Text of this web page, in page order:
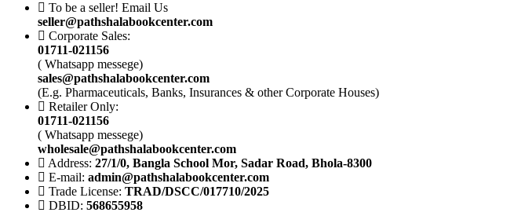
To be a seller! Email Us
seller@pathshalabookcenter.com
Corporate Sales:
01711-021156
( Whatsapp messege)
sales@pathshalabookcenter.com
(E.g. Pharmaceuticals, Banks, Insurances & other Corporate Houses)
Retailer Only:
01711-021156
( Whatsapp messege)
wholesale@pathshalabookcenter.com
Address: 27/1/0, Bangla School Mor, Sadar Road, Bhola-8300
E-mail: admin@pathshalabookcenter.com
Trade License: TRAD/DSCC/017710/2025
DBID: 568655958